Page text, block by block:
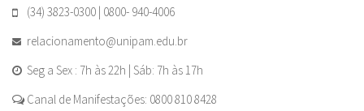
(34) 3823-0300 | 0800- 940-4006
relacionamento@unipam.edu.br
Seg a Sex : 7h às 22h | Sáb: 7h às 17h
Canal de Manifestações: 0800 810 8428